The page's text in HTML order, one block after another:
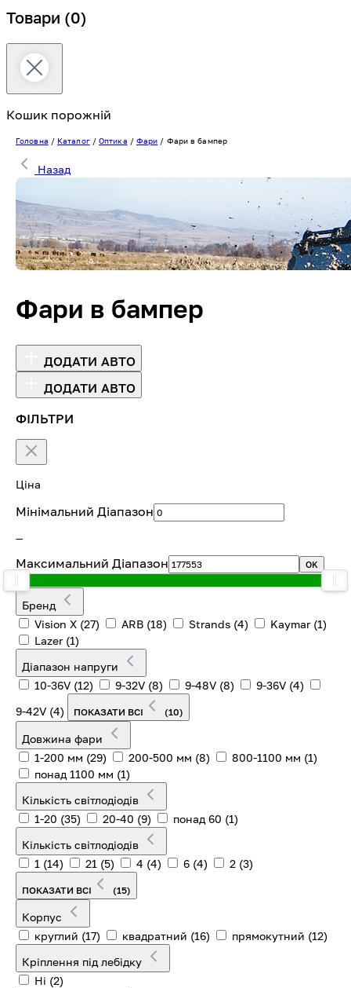
Товари (0)
Кошик порожній
Головна / Каталог/Оптика / Фари / Фари в бампер
Назад
Фари в бампер
ДОДАТИ АВТО
ДОДАТИ АВТО
ФІЛЬТРИ
Ціна
Мінімальний Діапазон
—
Максимальний Діапазон OK
Бренд
Vision X (27) ARB (18) Strands (4) Kaymar (1)
Lazer (1)
Діапазон напруги
10-36V (12) 9-32V (8) 9-48V (8) 9-36V (4)
9-42V (4) ПОКАЗАТИ ВСІ (10)
Довжина фари
1-200 мм (29) 200-500 мм (8) 800-1100 мм (1)
понад 1100 мм (1)
Кількість світлодіодів
1-20 (35) 20-40 (9) понад 60 (1)
Кількість світлодіодів
1 (14) 21 (5) 4 (4) 6 (4) 2 (3)
ПОКАЗАТИ ВСІ (15)
Корпус
круглий (17) квадратний (16) прямокутний (12)
Кріплення під лебідку
Ні (2)